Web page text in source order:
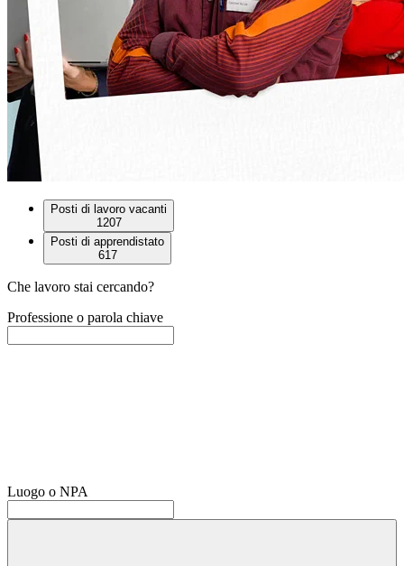
Posti di lavoro vacanti
1207
Posti di apprendistato
617
Che lavoro stai cercando?
Professione o parola chiave
Luogo o NPA